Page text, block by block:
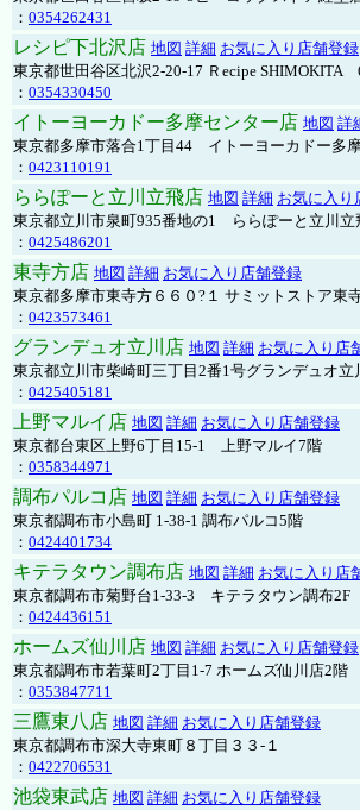
： 0354262431
レシピ下北沢店 地図 詳細 お気に入り店舗登録
東京都世田谷区北沢2-20-17 Ｒecipe SHIMOKITA
： 0354330450
イトーヨーカドー多摩センター店 地図 詳
東京都多摩市落合1丁目44 イトーヨーカドー多
： 0423110191
ららぽーと立川立飛店 地図 詳細 お気に入り
東京都立川市泉町935番地の1 ららぽーと立川立
： 0425486201
東寺方店 地図 詳細 お気に入り店舗登録
東京都多摩市東寺方６６０?１ サミットストア東
： 0423573461
グランデュオ立川店 地図 詳細 お気に入り店
東京都立川市柴崎町三丁目2番1号グランデュオ立
： 0425405181
上野マルイ店 地図 詳細 お気に入り店舗登録
東京都台東区上野6丁目15-1 上野マルイ7階
： 0358344971
調布パルコ店 地図 詳細 お気に入り店舗登録
東京都調布市小島町 1-38-1 調布パルコ5階
： 0424401734
キテラタウン調布店 地図 詳細 お気に入り店
東京都調布市菊野台1-33-3 キテラタウン調布2F
： 0424436151
ホームズ仙川店 地図 詳細 お気に入り店舗登録
東京都調布市若葉町2丁目1-7 ホームズ仙川店2階
： 0353847711
三鷹東八店 地図 詳細 お気に入り店舗登録
東京都調布市深大寺東町８丁目３３-１
： 0422706531
池袋東武店 地図 詳細 お気に入り店舗登録